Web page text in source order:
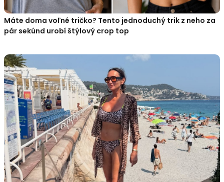
Máte doma voľné tričko? Tento jednoduchý trik z neho za
pár sekúnd urobí štýlový crop top